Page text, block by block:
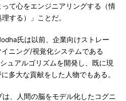
って心をエンジニアリングする（情
する）」ことだ。
氏は以前、企業向けストレー
ニング/視覚化システムである
ュアルゴリズムを開発し、既に現
多大な貢献をした人物でもある。
、人間の脳をモデル化したコグニ